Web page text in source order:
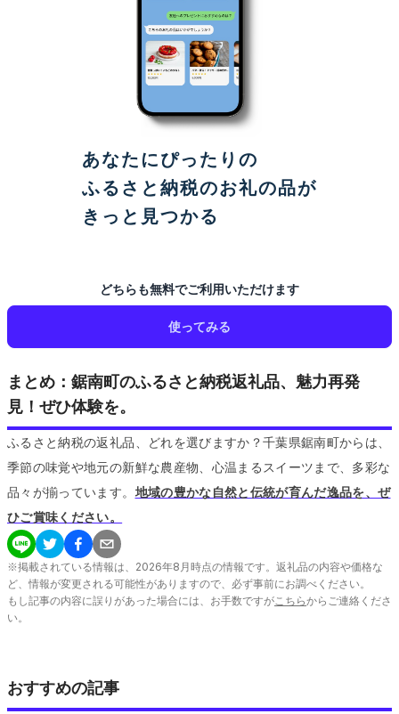
あなたにぴったりの
ふるさと納税のお礼の品が
きっと見つかる
どちらも無料でご利用いただけます
使ってみる
まとめ：鋸南町のふるさと納税返礼品、魅力再発
見！ぜひ体験を。
ふるさと納税の返礼品、どれを選びますか？千葉県鋸南町からは、
季節の味覚や地元の新鮮な農産物、心温まるスイーツまで、多彩な
品々が揃っています。 地域の豊かな自然と伝統が育んだ逸品を、ぜ
ひご賞味ください。
※掲載されている情報は、 2026年8 月時点の情報です。返礼品の内容や価格な
ど、情報が変更される可能性がありますので、必ず事前にお調べください。
もし記事の内容に誤りがあった場合には、お手数ですがこちらからご連絡くださ
い。
おすすめの記事